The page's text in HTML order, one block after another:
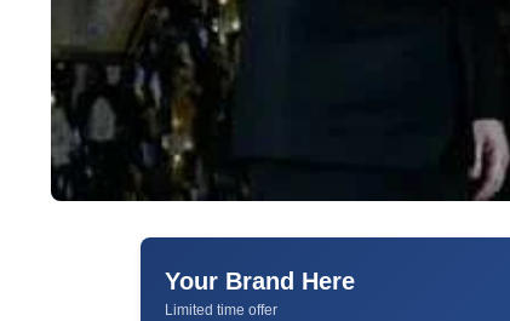
Your Brand Here
Limited time offer